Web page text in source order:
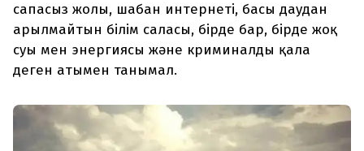
сапасыз жолы, шабан интернеті, басы даудан
арылмайтын білім саласы, бірде бар, бірде жоқ
суы мен энергиясы және криминалды қала
деген атымен танымал.